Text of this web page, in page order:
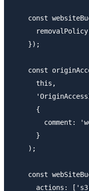
const
    });
const
      this,
      {
comment:
      }
    );
const
actions: